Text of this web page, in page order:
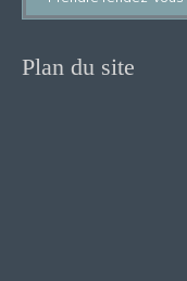
Plan du site